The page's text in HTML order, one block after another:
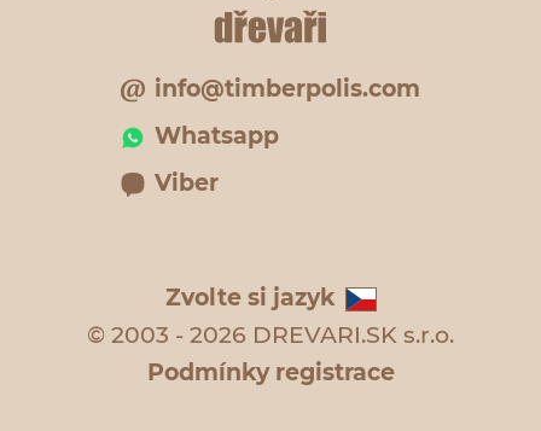
info@timberpolis.com
Whatsapp
Viber
Zvolte si jazyk
© 2003 - 2026 DREVARI.SK s.r.o.
Podmínky registrace